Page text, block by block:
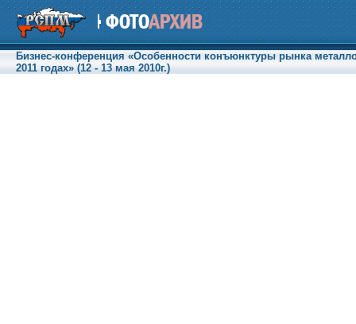
Бизнес-конференция «Особенности конъюнктуры рынка
2011 годах» (12 - 13 мая 2010г.)